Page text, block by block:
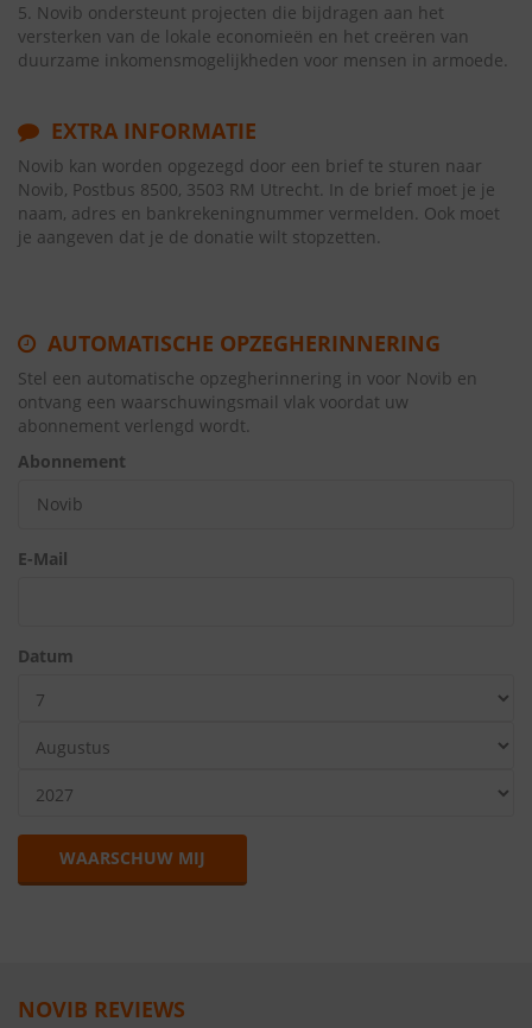
5. Novib ondersteunt projecten die bijdragen aan het
versterken van de lokale economieën en het creëren van
duurzame inkomensmogelijkheden voor mensen in armoede.
EXTRA INFORMATIE
Novib kan worden opgezegd door een brief te sturen naar
Novib, Postbus 8500, 3503 RM Utrecht. In de brief moet je je
naam, adres en bankrekeningnummer vermelden. Ook moet
je aangeven dat je de donatie wilt stopzetten.
AUTOMATISCHE OPZEGHERINNERING
Stel een automatische opzegherinnering in voor Novib en
ontvang een waarschuwingsmail vlak voordat uw
abonnement verlengd wordt.
Abonnement
E-Mail
Datum
WAARSCHUW MIJ
NOVIB REVIEWS